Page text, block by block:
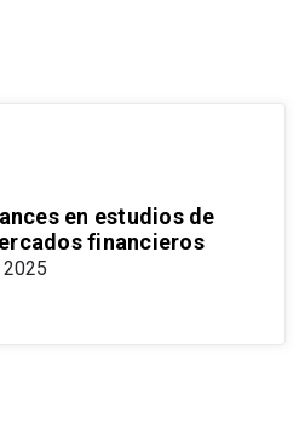
en estudios de
financieros